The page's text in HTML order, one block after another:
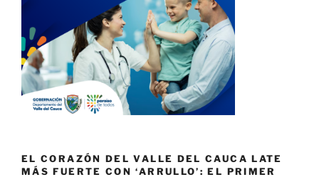
EL CORAZÓN DEL VALLE DEL CAUCA LATE
MÁS FUERTE CON ‘ARRULLO’: EL PRIMER